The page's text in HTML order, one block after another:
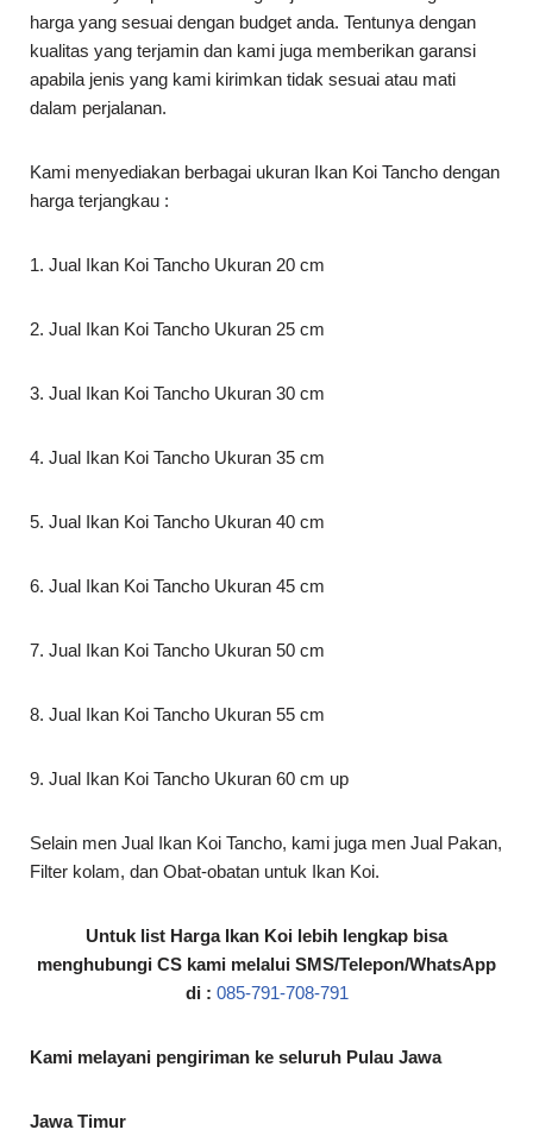
harga yang sesuai dengan budget anda. Tentunya dengan
kualitas yang terjamin dan kami juga memberikan garansi
apabila jenis yang kami kirimkan tidak sesuai atau mati
dalam perjalanan.
Kami menyediakan berbagai ukuran Ikan Koi Tancho dengan
harga terjangkau :
1. Jual Ikan Koi Tancho Ukuran 20 cm
2. Jual Ikan Koi Tancho Ukuran 25 cm
3. Jual Ikan Koi Tancho Ukuran 30 cm
4. Jual Ikan Koi Tancho Ukuran 35 cm
5. Jual Ikan Koi Tancho Ukuran 40 cm
6. Jual Ikan Koi Tancho Ukuran 45 cm
7. Jual Ikan Koi Tancho Ukuran 50 cm
8. Jual Ikan Koi Tancho Ukuran 55 cm
9. Jual Ikan Koi Tancho Ukuran 60 cm up
Selain men Jual Ikan Koi Tancho, kami juga men Jual Pakan,
Filter kolam, dan Obat-obatan untuk Ikan Koi.
Untuk list Harga Ikan Koi lebih lengkap bisa
menghubungi CS kami melalui SMS/Telepon/WhatsApp
di : 085-791-708-791
Kami melayani pengiriman ke seluruh Pulau Jawa
Jawa Timur